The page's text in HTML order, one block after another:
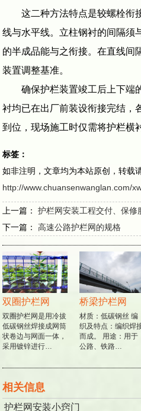
这二种方法特点是较螺栓衔
线与水平线。立柱钢衬的间隔须
的半成品能与之衔接。在直线间
装置调整基准。
确保护栏装置竣工后上下端
衬均已在出厂前装设衔接完结，
到位，现场施工时仅需将护栏横
标签：
如非注明，文章均为本站原创，转载
http://www.chuansenwanglan.com/
上一篇：护栏网安装工程交付、保修
下一篇：高速公路护栏网的规格
双圈护栏网
双圈护栏网是用冷拔
低碳钢丝焊接成网筒
状卷边与网面一体，
采用镀锌进行…
桥梁护栏网
材质：低碳钢丝 编
织及特点：编织焊接
而成。 用途：用于
公路、铁路…
相关信息
护栏网安装小窍门